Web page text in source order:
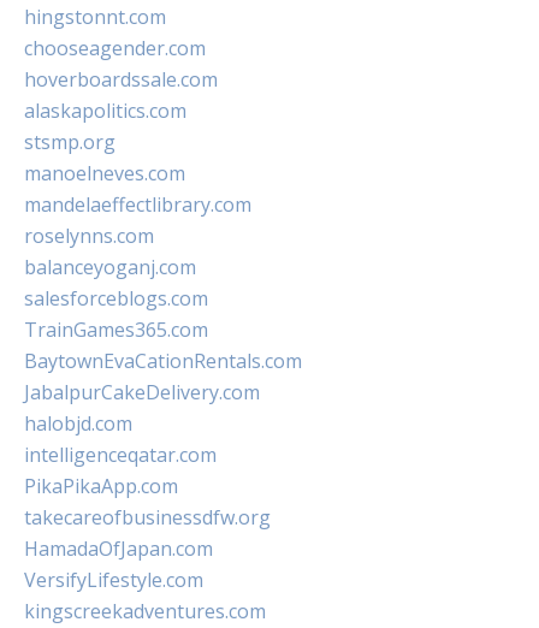
hingstonnt.com
chooseagender.com
hoverboardssale.com
alaskapolitics.com
stsmp.org
manoelneves.com
mandelaeffectlibrary.com
roselynns.com
balanceyoganj.com
salesforceblogs.com
TrainGames365.com
BaytownEvaCationRentals.com
JabalpurCakeDelivery.com
halobjd.com
intelligenceqatar.com
PikaPikaApp.com
takecareofbusinessdfw.org
HamadaOfJapan.com
VersifyLifestyle.com
kingscreekadventures.com